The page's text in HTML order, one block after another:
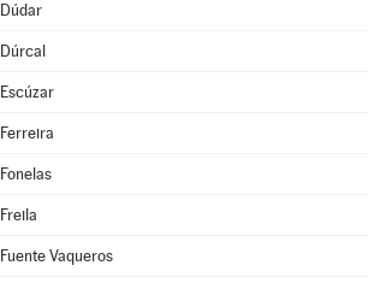
Dúdar
Dúrcal
Escúzar
Ferreira
Fonelas
Freila
Fuente Vaqueros